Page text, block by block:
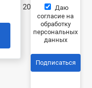
201 885 ₽ Даю
согласие на
обработку
персональных
данных
Подписаться